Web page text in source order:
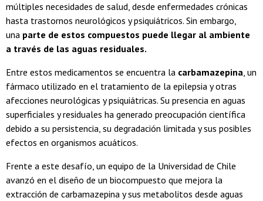
múltiples necesidades de salud, desde enfermedades crónicas
hasta trastornos neurológicos y psiquiátricos. Sin embargo,
una parte de estos compuestos puede llegar al ambiente
a través de las aguas residuales.
Entre estos medicamentos se encuentra la carbamazepina, un
fármaco utilizado en el tratamiento de la epilepsia y otras
afecciones neurológicas y psiquiátricas. Su presencia en aguas
superficiales y residuales ha generado preocupación científica
debido a su persistencia, su degradación limitada y sus posibles
efectos en organismos acuáticos.
Frente a este desafío, un equipo de la Universidad de Chile
avanzó en el diseño de un biocompuesto que mejora la
extracción de carbamazepina y sus metabolitos desde aguas